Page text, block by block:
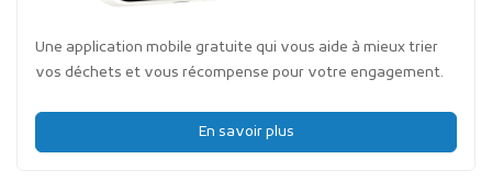
Une application mobile gratuite qui vous aide à mieux trier
vos déchets et vous récompense pour votre engagement.
En savoir plus